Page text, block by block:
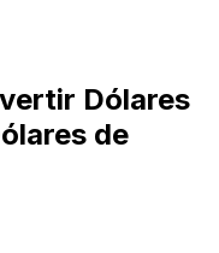
Dólares
de